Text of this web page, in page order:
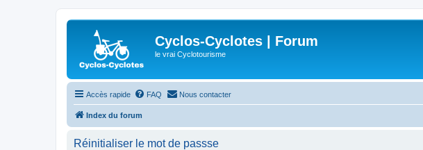
Cyclos-Cyclotes | Forum
le vrai Cyclotourisme
Accès rapide FAQ Nous contacter
Index du forum
Réinitialiser le mot de passse